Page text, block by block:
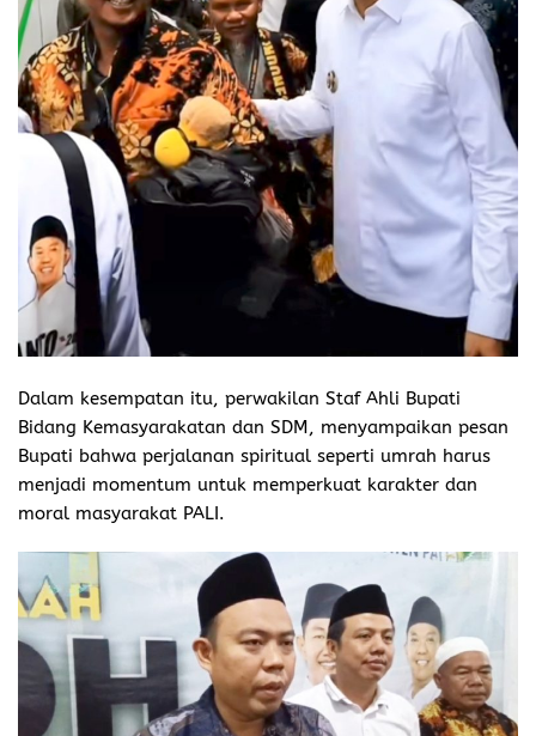
Dalam kesempatan itu, perwakilan Staf Ahli Bupati
Bidang Kemasyarakatan dan SDM, menyampaikan pesan
Bupati bahwa perjalanan spiritual seperti umrah harus
menjadi momentum untuk memperkuat karakter dan
moral masyarakat PALI.